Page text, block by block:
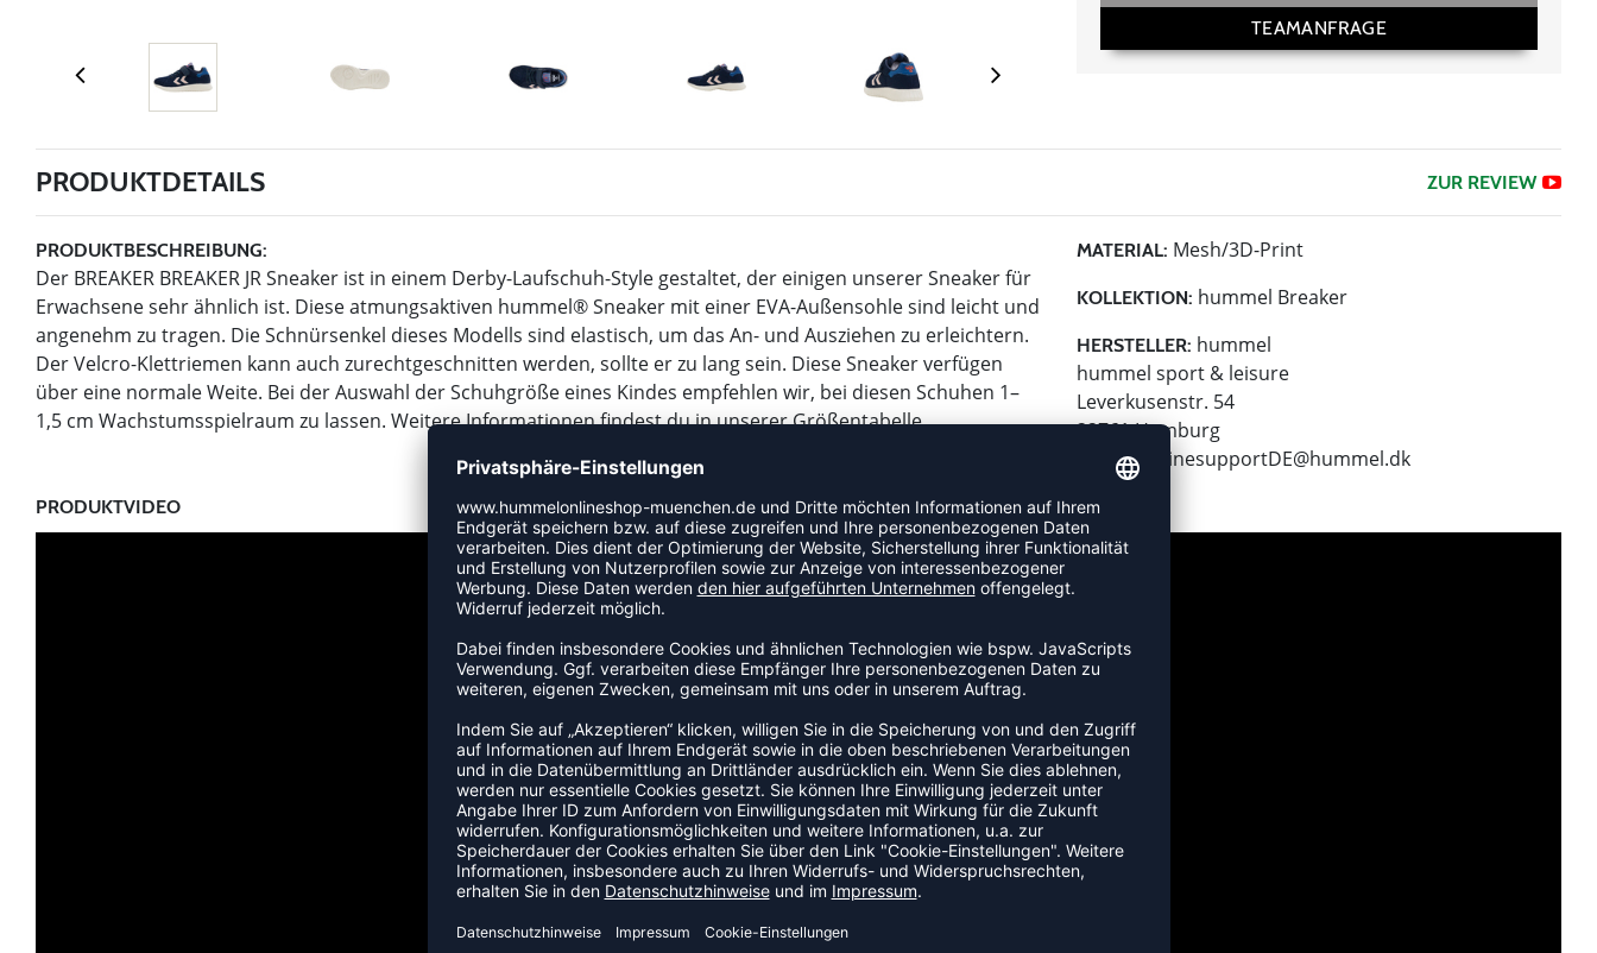
TEAMANFRAGE
PRODUKTDETAILS ZUR REVIEW
PRODUKTBESCHREIBUNG:
Der BREAKER BREAKER JR Sneaker ist in einem Derby-Laufschuh-Style gestaltet, der einigen unserer Sneaker für
Erwachsene sehr ähnlich ist. Diese atmungsaktiven hummel® Sneaker mit einer EVA-Außensohle sind leicht und
angenehm zu tragen. Die Schnürsenkel dieses Modells sind elastisch, um das An- und Ausziehen zu erleichtern.
Der Velcro-Klettriemen kann auch zurechtgeschnitten werden, sollte er zu lang sein. Diese Sneaker verfügen
über eine normale Weite. Bei der Auswahl der Schuhgröße eines Kindes empfehlen wir, bei diesen Schuhen 1–
1,5 cm Wachstumsspielraum zu lassen. Weitere Informationen findest du in unserer Größentabelle.
MATERIAL: Mesh/3D-Print
KOLLEKTION: hummel Breaker
HERSTELLER: hummel
hummel sport & leisure
Leverkusenstr. 54
22761 Hamburg
E-Mail: onlinesupportDE@hummel.dk
PRODUKTVIDEO